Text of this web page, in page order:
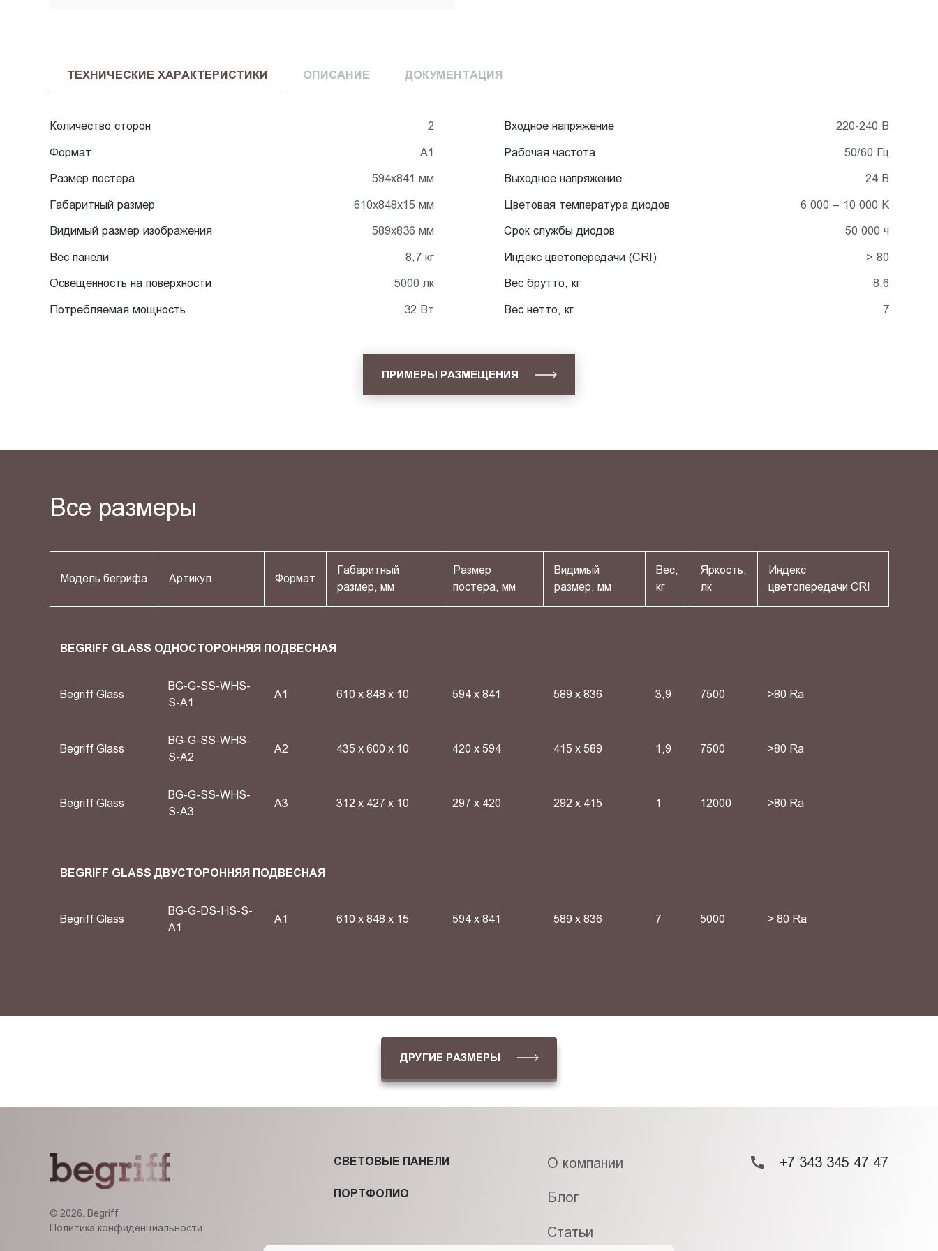
ТЕХНИЧЕСКИЕ ХАРАКТЕРИСТИКИ ОПИСАНИЕ ДОКУМЕНТАЦИЯ
Количество сторон 2
Формат А1
Размер постера 594х841 мм
Габаритный размер 610х848х15 мм
Видимый размер изображения 589х836 мм
Вес панели 8,7 кг
Освещенность на поверхности 5000 лк
Потребляемая мощность 32 Вт
Входное напряжение 220-240 В
Рабочая частота 50/60 Гц
Выходное напряжение 24 В
Цветовая температура диодов 6 000 – 10 000 K
Срок службы диодов 50 000 ч
Индекс цветопередачи (CRI) > 80
Вес брутто, кг 8,6
Вес нетто, кг 7
ПРИМЕРЫ РАЗМЕЩЕНИЯ
Все размеры
Модель бегрифа Артикул Формат
Габаритный
размер, мм
Размер
постера, мм
Видимый
размер, мм
Вес,
кг
Яркость,
лк
Индекс
цветопередачи СRI
BEGRIFF GLASS ОДНОСТОРОННЯЯ ПОДВЕСНАЯ
Begriff Glass
BG-G-SS-WHS-
S-A1
A1 610 х 848 х 10 594 х 841 589 х 836 3,9 7500 >80 Ra
Begriff Glass
BG-G-SS-WHS-
S-A2
A2 435 х 600 х 10 420 х 594 415 х 589 1,9 7500 >80 Ra
Begriff Glass
BG-G-SS-WHS-
S-A3
A3 312 х 427 х 10 297 х 420 292 х 415 1 12000 >80 Ra
BEGRIFF GLASS ДВУСТОРОННЯЯ ПОДВЕСНАЯ
Begriff Glass
BG-G-DS-HS-S-
A1
A1 610 х 848 х 15 594 х 841 589 х 836 7 5000 > 80 Ra
ДРУГИЕ РАЗМЕРЫ
© 2026. Begriff
Политика конфиденциальности
СВЕТОВЫЕ ПАНЕЛИ
ПОРТФОЛИО
О компании
Блог
Статьи
+7 343 345 47 47